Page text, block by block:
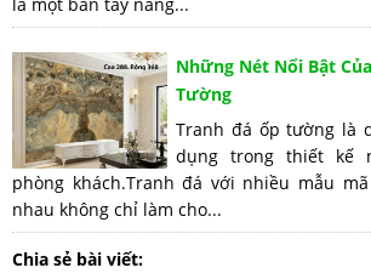
Những Nét Nổi Bật
Tường
Tranh đá ốp tường là
dụng trong thiết kế
phòng khách.Tranh đá với nhiều mẫu
nhau không chỉ làm cho...
Chia sẻ bài viết: